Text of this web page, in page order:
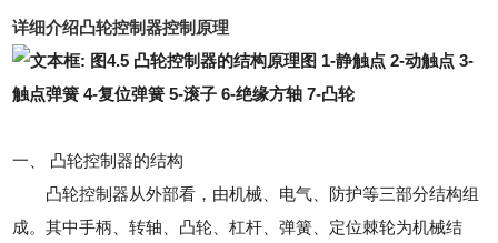
详细介绍凸轮控制器控制原理
一、 凸轮控制器的结构
凸轮控制器从外部看，由机械、电气、防护等三部分结构组
成。其中手柄、转轴、凸轮、杠杆、弹簧、定位棘轮为机械结